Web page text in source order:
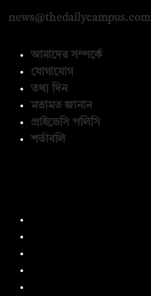
news@thedailycampus.com
আমাদের সম্পর্কে
যোগাযোগ
তথ্য দিন
মতামত জানান
প্রাইভেসি পলিসি
শর্তাবলি